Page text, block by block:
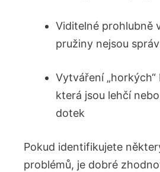
Viditelné prohlubně
pružiny nejsou​
Vytváření
která jsou lehčí
dotek
Pokud ⁤identifikujete⁢
problémů, je⁤ dobré